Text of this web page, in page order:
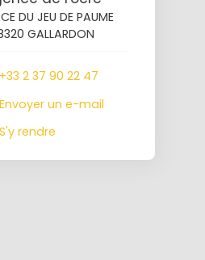
DU JEU DE PAUME
GALLARDON
+33 2 37 90 22 47
Envoyer un e-mail
S'y rendre